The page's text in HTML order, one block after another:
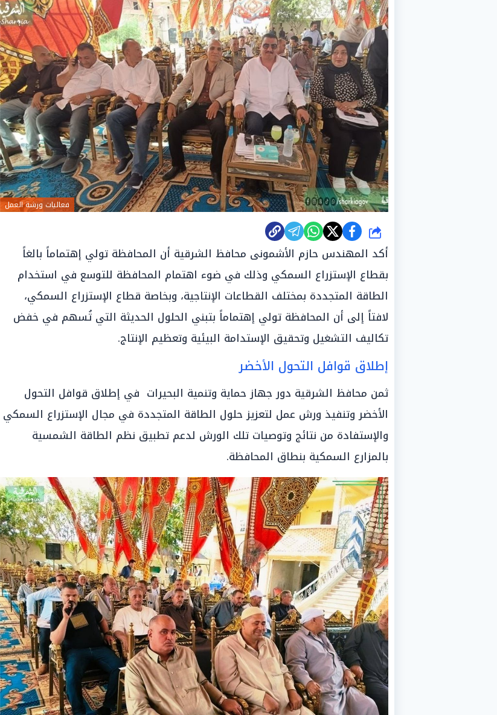
فعاليات ورشة العمل
شارك
أكد المهندس حازم الأشمونى محافظ الشرقية أن المحافظة تولي إهتماماً بالغاً
بقطاع الإستزراع السمكي وذلك في ضوء اهتمام المحافظة للتوسع في استخدام
الطاقة المتجددة بمختلف القطاعات الإنتاجية، وبخاصة قطاع الإستزراع السمكي،
لافتاً إلى أن المحافظة تولي إهتماماً بتبني الحلول الحديثة التي تُسهم في خفض
تكاليف التشغيل وتحقيق الإستدامة البيئية وتعظيم الإنتاج.
إطلاق قوافل التحول الأخضر
ثمن محافظ الشرقية دور جهاز حماية وتنمية البحيرات في إطلاق قوافل التحول
الأخضر وتنفيذ ورش عمل لتعزيز حلول الطاقة المتجددة في مجال الإستزراع السمكي
والإستفادة من نتائج وتوصيات تلك الورش لدعم تطبيق نظم الطاقة الشمسية
بالمزارع السمكية بنطاق المحافظة.